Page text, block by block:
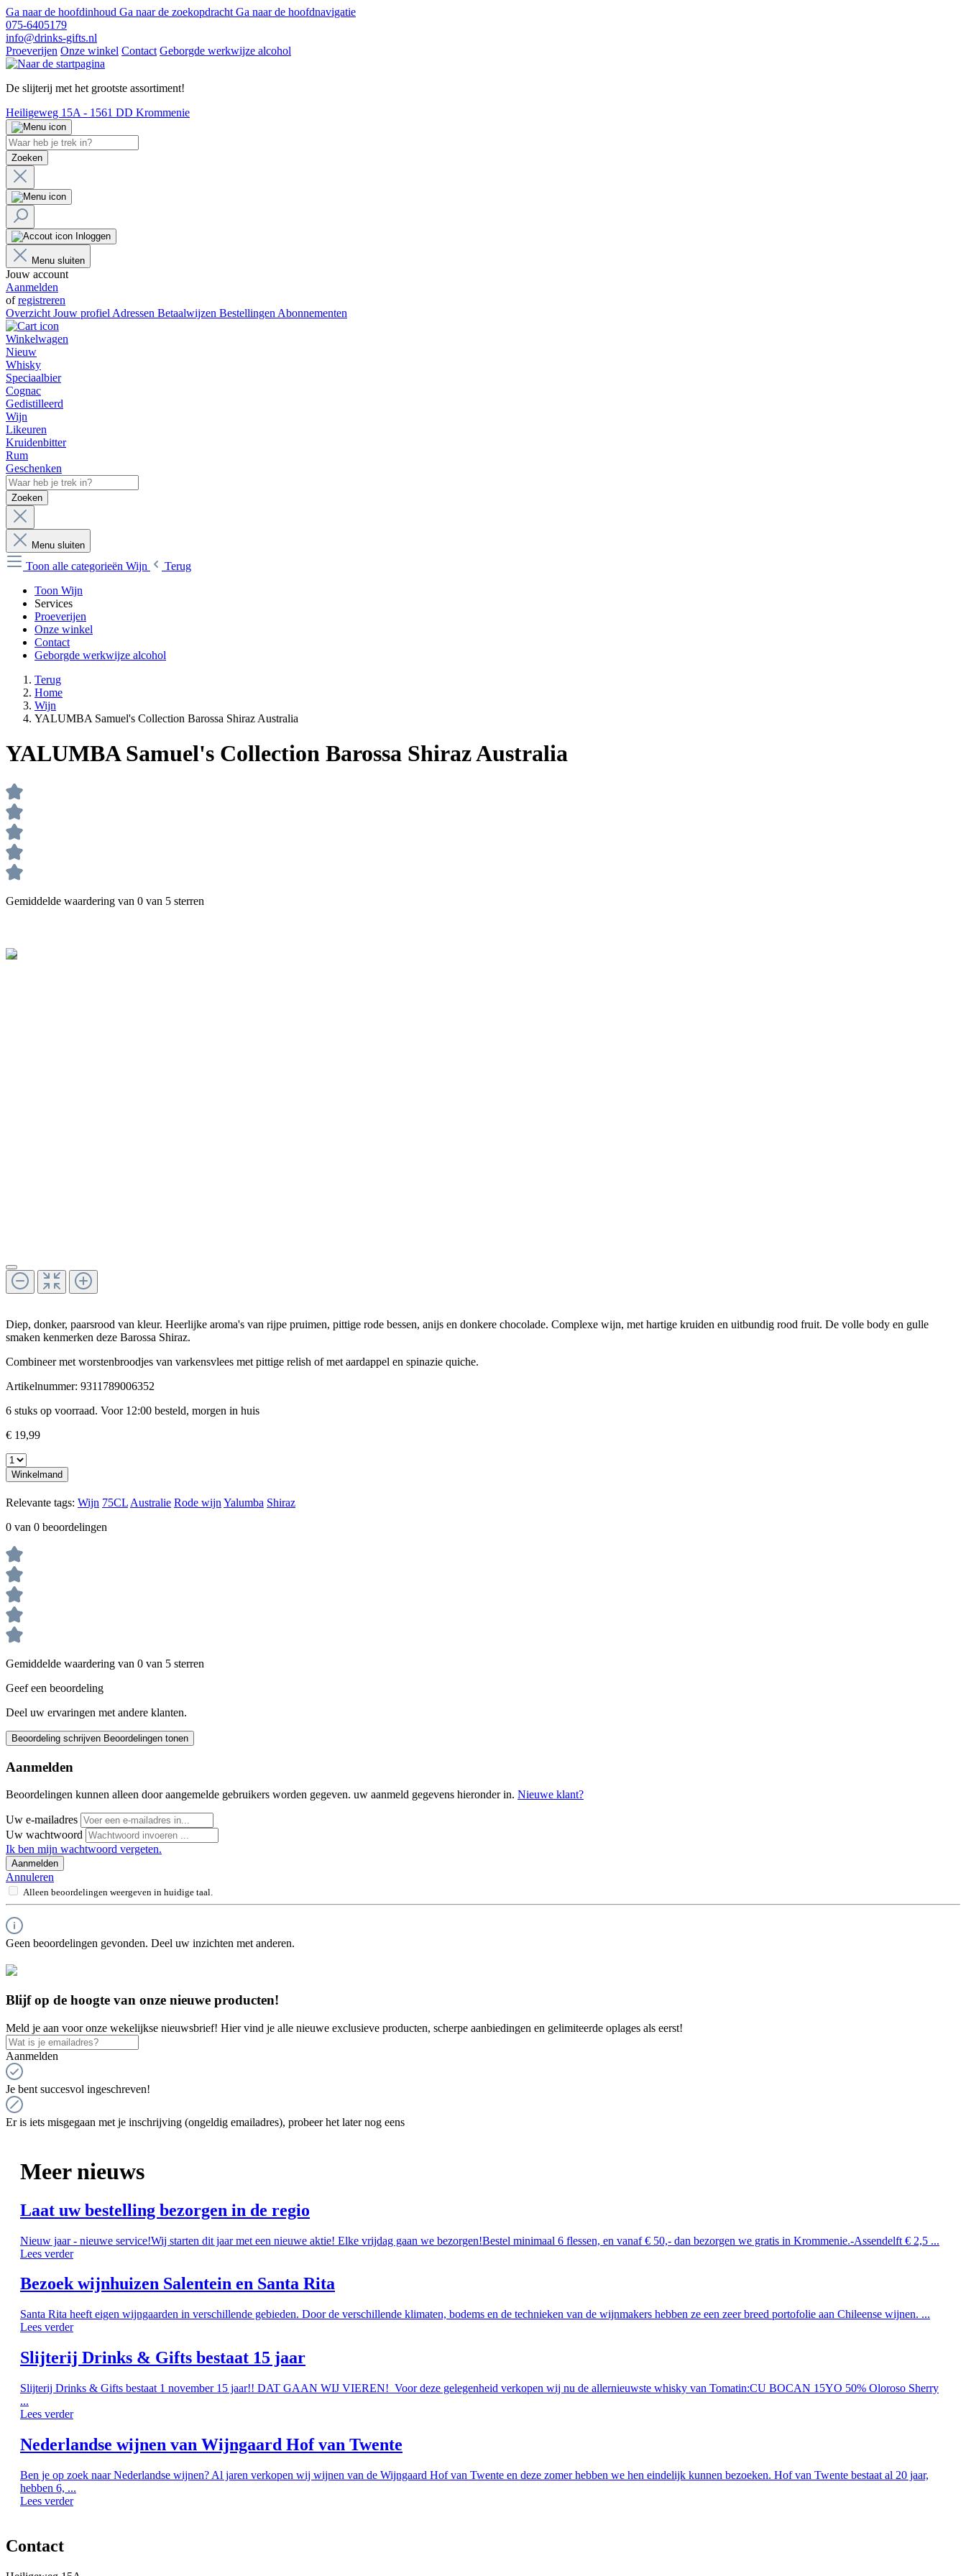
Ga naar de hoofdinhoud Ga naar de zoekopdracht Ga naar de hoofdnavigatie
075-6405179
info@drinks-gifts.nl
Proeverijen Onze winkel Contact Geborgde werkwijze alcohol
De slijterij met het grootste assortiment!
Heiligeweg 15A - 1561 DD Krommenie
Zoeken
Inloggen
Menu sluiten
Jouw account
Aanmelden
ofregistreren
Overzicht Jouw profiel Adressen Betaalwijzen Bestellingen Abonnementen
Winkelwagen
Nieuw
Whisky
Speciaalbier
Cognac
Gedistilleerd
Wijn
Likeuren
Kruidenbitter
Rum
Geschenken
Zoeken
Menu sluiten
Toon alle categorieën Wijn
Terug
Toon Wijn
Services
Proeverijen
Onze winkel
Contact
Geborgde werkwijze alcohol
Terug
Home
Wijn
YALUMBA Samuel's Collection Barossa Shiraz Australia
YALUMBA Samuel's Collection Barossa Shiraz Australia
Gemiddelde waardering van 0 van 5 sterren
Diep, donker, paarsrood van kleur. Heerlijke aroma's van rijpe pruimen, pittige rode bessen, anijs en donkere chocolade. Complexe wijn, met hartige kruiden en uitbundig rood fruit. De volle body en gulle
smaken kenmerken deze Barossa Shiraz.
Combineer met worstenbroodjes van varkensvlees met pittige relish of met aardappel en spinazie quiche.
Artikelnummer: 9311789006352
6 stuks op voorraad. Voor 12:00 besteld, morgen in huis
€ 19,99
Winkelmand
Relevante tags: Wijn 75CL Australie Rode wijn Yalumba Shiraz
0 van 0 beoordelingen
Gemiddelde waardering van 0 van 5 sterren
Geef een beoordeling
Deel uw ervaringen met andere klanten.
Beoordeling schrijven Beoordelingen tonen
Aanmelden
Beoordelingen kunnen alleen door aangemelde gebruikers worden gegeven. uw aanmeld gegevens hieronder in. Nieuwe klant?
Uw e-mailadres
Uw wachtwoord
Ik ben mijn wachtwoord vergeten.
Aanmelden
Annuleren
Alleen beoordelingen weergeven in huidige taal.
Geen beoordelingen gevonden. Deel uw inzichten met anderen.
Blijf op de hoogte van onze nieuwe producten!
Meld je aan voor onze wekelijkse nieuwsbrief! Hier vind je alle nieuwe exclusieve producten, scherpe aanbiedingen en gelimiteerde oplages als eerst!
Aanmelden
Je bent succesvol ingeschreven!
Er is iets misgegaan met je inschrijving (ongeldig emailadres), probeer het later nog eens
Meer nieuws
Laat uw bestelling bezorgen in de regio
Nieuw jaar - nieuwe service!Wij starten dit jaar met een nieuwe aktie! Elke vrijdag gaan we bezorgen!Bestel minimaal 6 flessen, en vanaf € 50,- dan bezorgen we gratis in Krommenie.-Assendelft € 2,5 ...
Lees verder
Bezoek wijnhuizen Salentein en Santa Rita
Santa Rita heeft eigen wijngaarden in verschillende gebieden. Door de verschillende klimaten, bodems en de technieken van de wijnmakers hebben ze een zeer breed portofolie aan Chileense wijnen. ...
Lees verder
Slijterij Drinks & Gifts bestaat 15 jaar
Slijterij Drinks & Gifts bestaat 1 november 15 jaar!! DAT GAAN WIJ VIEREN! Voor deze gelegenheid verkopen wij nu de allernieuwste whisky van Tomatin:CU BOCAN 15YO 50% Oloroso Sherry
...
Lees verder
Nederlandse wijnen van Wijngaard Hof van Twente
Ben je op zoek naar Nederlandse wijnen? Al jaren verkopen wij wijnen van de Wijngaard Hof van Twente en deze zomer hebben we hen eindelijk kunnen bezoeken. Hof van Twente bestaat al 20 jaar,
hebben 6, ...
Lees verder
Contact